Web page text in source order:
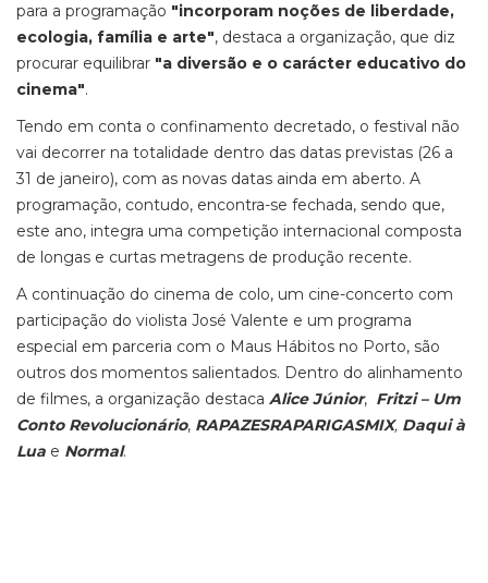
para a programação "incorporam noções de liberdade,
ecologia, família e arte", destaca a organização, que diz
procurar equilibrar "a diversão e o carácter educativo do
cinema".
Tendo em conta o confinamento decretado, o festival não
vai decorrer na totalidade dentro das datas previstas (26 a
31 de janeiro), com as novas datas ainda em aberto. A
programação, contudo, encontra-se fechada, sendo que,
este ano, integra uma competição internacional composta
de longas e curtas metragens de produção recente.
A continuação do cinema de colo, um cine-concerto com
participação do violista José Valente e um programa
especial em parceria com o Maus Hábitos no Porto, são
outros dos momentos salientados. Dentro do alinhamento
de filmes, a organização destaca Alice Júnior, Fritzi – Um
Conto Revolucionário, RAPAZESRAPARIGASMIX, Daqui à
Lua e Normal.